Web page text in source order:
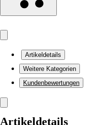
Artikeldetails
Weitere Kategorien
Kundenbewertungen
Artikeldetails